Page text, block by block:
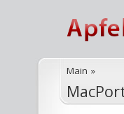
Main »